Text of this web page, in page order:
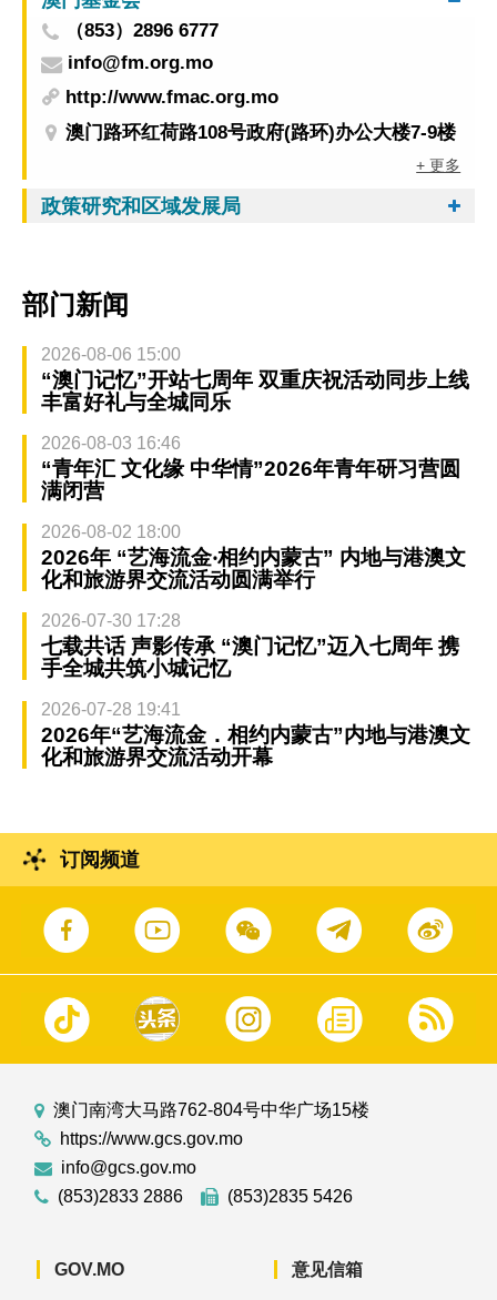
（853）2896 6777
info@fm.org.mo
http://www.fmac.org.mo
澳门路环红荷路108号政府(路环)办公大楼7-9楼
+ 更多
政策研究和区域发展局
部门新闻
2026-08-06 15:00
“澳门记忆”开站七周年 双重庆祝活动同步上线
丰富好礼与全城同乐
2026-08-03 16:46
“青年汇 文化缘 中华情”2026年青年研习营圆
满闭营
2026-08-02 18:00
2026年 “艺海流金‧相约内蒙古” 内地与港澳文
化和旅游界交流活动圆满举行
2026-07-30 17:28
七载共话 声影传承 “澳门记忆”迈入七周年 携
手全城共筑小城记忆
2026-07-28 19:41
2026年“艺海流金．相约内蒙古”内地与港澳文
化和旅游界交流活动开幕
订阅频道
澳门南湾大马路762-804号中华广场15楼
https://www.gcs.gov.mo
info@gcs.gov.mo
(853)2833 2886
(853)2835 5426
GOV.MO 意见信箱